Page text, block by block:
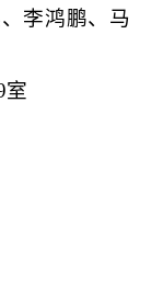
李鸿鹏、马
室